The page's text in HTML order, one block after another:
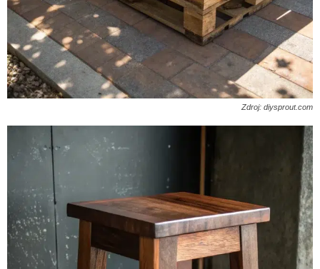
Zdroj: diysprout.com